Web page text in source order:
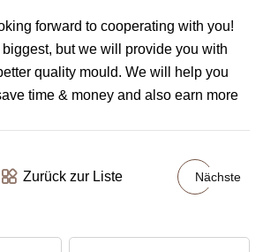
forward to cooperating with you!
but we will provide you with
quality mould. We will help you
time & money and also earn more
Zurück zur Liste Nächste